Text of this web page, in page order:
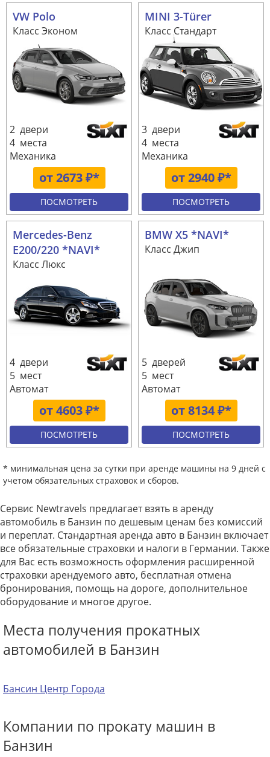
VW Polo
Класс Эконом
от 2673 ₽*
2 двери
4 места
Механика
ПОСМОТРЕТЬ
MINI 3-Türer
Класс Стандарт
от 2940 ₽*
3 двери
4 места
Механика
ПОСМОТРЕТЬ
Mercedes-Benz
E200/220 *NAVI*
Класс Люкс
от 4603 ₽*
4 двери
5 мест
Автомат
ПОСМОТРЕТЬ
BMW X5 *NAVI*
Класс Джип
от 8134 ₽*
5 дверей
5 мест
Автомат
ПОСМОТРЕТЬ
* минимальная цена за сутки при аренде машины на 9 дней с
учетом обязательных страховок и сборов.
Сервис Newtravels предлагает взять в аренду
автомобиль в Банзин по дешевым ценам без комиссий
и переплат. Стандартная аренда авто в Банзин включает
все обязательные страховки и налоги в Германии. Также
для Вас есть возможность оформления расширенной
страховки арендуемого авто, бесплатная отмена
бронирования, помощь на дороге, дополнительное
оборудование и многое другое.
Места получения прокатных
автомобилей в Банзин
Бансин Центр Города
Компании по прокату машин в
Банзин